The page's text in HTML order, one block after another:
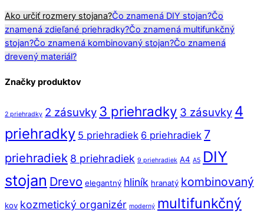
Ako určiť rozmery stojana?Čo znamená DIY stojan?Čo
znamená zdieľané priehradky?Čo znamená multifunkčný
stojan?Čo znamená kombinovaný stojan?Čo znamená
drevený materiál?
Značky produktov
2 priehradky 2 zásuvky 3 priehradky 3 zásuvky 4
priehradky 5 priehradiek 6 priehradiek 7
priehradiek 8 priehradiek 9 priehradiek A4 A5 DIY
stojan Drevo elegantný hliník hranatý kombinovaný
kov kozmetický organizér moderný multifunkčný